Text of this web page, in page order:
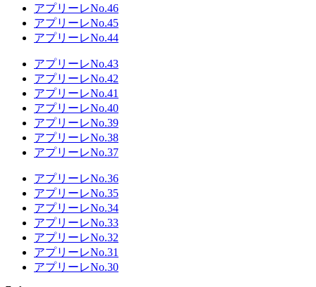
アプリーレNo.46
アプリーレNo.45
アプリーレNo.44
アプリーレNo.43
アプリーレNo.42
アプリーレNo.41
アプリーレNo.40
アプリーレNo.39
アプリーレNo.38
アプリーレNo.37
アプリーレNo.36
アプリーレNo.35
アプリーレNo.34
アプリーレNo.33
アプリーレNo.32
アプリーレNo.31
アプリーレNo.30